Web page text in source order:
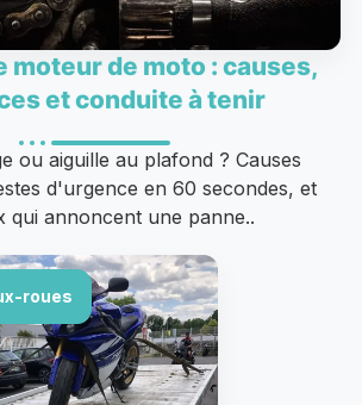
moteur de moto : causes,
et conduite à tenir
ou aiguille au plafond ? Causes
d'urgence en 60 secondes, et
qui annoncent une panne..
roues